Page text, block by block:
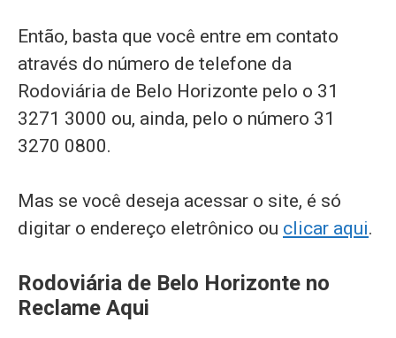
Então, basta que você entre em contato
através do número de telefone da
Rodoviária de Belo Horizonte pelo o 31
3271 3000 ou, ainda, pelo o número 31
3270 0800.
Mas se você deseja acessar o site, é só
digitar o endereço eletrônico ou clicar aqui.
Rodoviária de Belo Horizonte no
Reclame Aqui